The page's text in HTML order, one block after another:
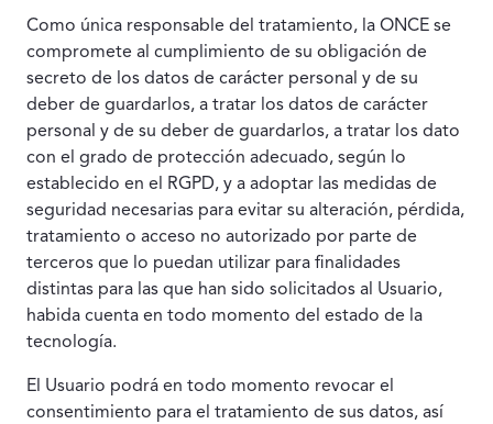
Como única responsable del tratamiento, la ONCE se
compromete al cumplimiento de su obligación de
secreto de los datos de carácter personal y de su
deber de guardarlos, a tratar los datos de carácter
personal y de su deber de guardarlos, a tratar los dato
con el grado de protección adecuado, según lo
establecido en el RGPD, y a adoptar las medidas de
seguridad necesarias para evitar su alteración, pérdida,
tratamiento o acceso no autorizado por parte de
terceros que lo puedan utilizar para finalidades
distintas para las que han sido solicitados al Usuario,
habida cuenta en todo momento del estado de la
tecnología.
El Usuario podrá en todo momento revocar el
consentimiento para el tratamiento de sus datos, así